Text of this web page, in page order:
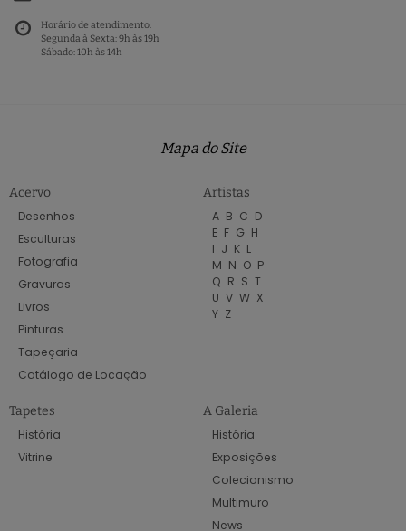
Horário de atendimento:
Segunda à Sexta: 9h às 19h
Sábado: 10h às 14h
Mapa do Site
Acervo
Desenhos
Esculturas
Fotografia
Gravuras
Livros
Pinturas
Tapeçaria
Catálogo de Locação
Artistas
A B C D
E F G H
I J K L
M N O P
Q R S T
U V W X
Y Z
Tapetes
História
Vitrine
A Galeria
História
Exposições
Colecionismo
Multimuro
News